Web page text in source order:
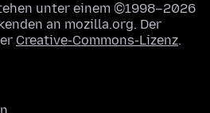
unter einem ©1998–2026
an mozilla.org. Der
Creative-Commons-Lizenz.